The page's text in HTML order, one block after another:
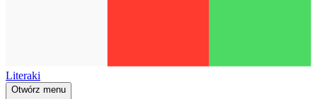
Literaki
Otwórz menu